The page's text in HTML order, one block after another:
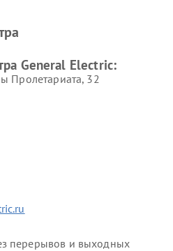
General Electric
General Electric:
Пролетариата, 32
перерывов и выходных